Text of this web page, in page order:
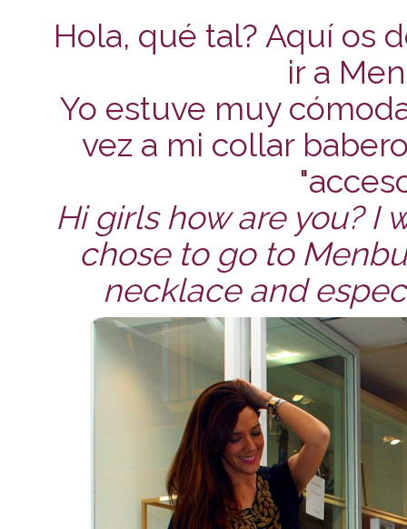
Hola, qué tal? Aquí os
ir a
Yo estuve muy
vez a mi collar
Hi girls how are you? I
chose to go to
necklace and